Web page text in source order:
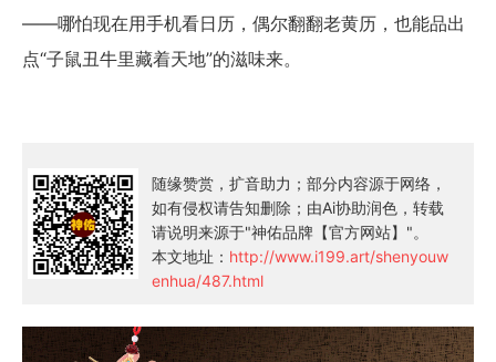
——哪怕现在用手机看日历，偶尔翻翻老黄历，也能品出
点“子鼠丑牛里藏着天地”的滋味来。
随缘赞赏，扩音助力；部分内容源于网络，
如有侵权请告知删除；由Ai协助润色，转载
请说明来源于"神佑品牌【官方网站】"。
本文地址： http://www.i199.art/shenyouw
enhua/487.html